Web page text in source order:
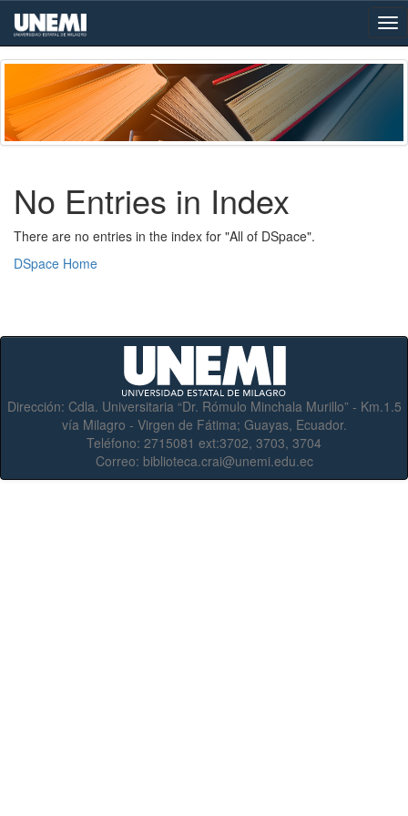
Skip
navigation
No Entries in Index
There are no entries in the index for "All of DSpace".
DSpace Home
Dirección: Cdla. Universitaria “Dr. Rómulo Minchala Murillo” - Km.1.5
vía Milagro - Virgen de Fátima; Guayas, Ecuador.
Teléfono: 2715081 ext:3702, 3703, 3704
Correo: biblioteca.crai@unemi.edu.ec